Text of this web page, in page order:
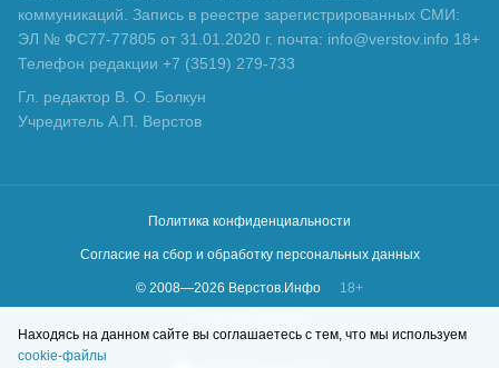
коммуникаций. Запись в реестре зарегистрированных СМИ:
ЭЛ № ФС77-77805 от 31.01.2020 г. почта: info@verstov.info 18+
Телефон редакции +7 (3519) 279-733
Гл. редактор В. О. Болкун
Учредитель А.П. Верстов
Политика конфиденциальности
Согласие на сбор и обработку персональных данных
© 2008—2026 Верстов.Инфо
18+
Находясь на данном сайте вы соглашаетесь с тем, что мы используем
cookie-файлы